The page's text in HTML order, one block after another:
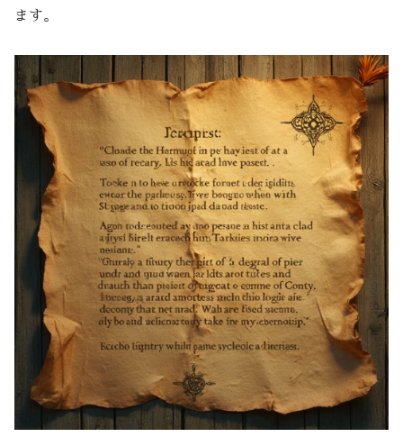
ます。